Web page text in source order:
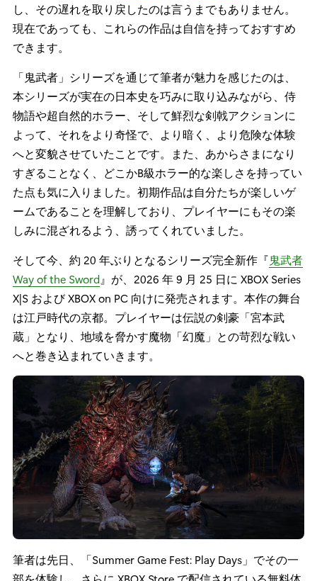
し、その遅れを取り戻したのは言うまでもありません。
現在であっても、これらの作品は自信を持っておすすめ
できます。
「鬼武者」シリーズを通じて筆者が魅力を感じたのは、
本シリーズが実在の日本史を巧みに取り込みながら、侍
物語や超自然的ホラー、そして鮮烈な剣戟アクションに
よって、それをより奇怪で、より暗く、より危険な体験
へと変貌させていたことです。また、あからさまになり
すぎることなく、どこかB級ホラー的な楽しさを持ってい
た点も気に入りました。初期作品は自分たちが楽しいゲ
ームであることを理解しており、プレイヤーにもその楽
しみに混ざれるよう、誘ってくれていました。
そして今、約 20 年ぶりとなるシリーズ完全新作『鬼武者
Way of the Sword』が、2026 年 9 月 25 日に XBOX Series
X|S および XBOX on PC 向けに発売されます。本作の舞台
は江戸時代の京都。プレイヤーは伝説の剣豪「宮本武
蔵」となり、地域を脅かす魔物「幻魔」との苛烈な戦い
へと巻き込まれていきます。
筆者は先日、「Summer Game Fest: Play Days」でその一